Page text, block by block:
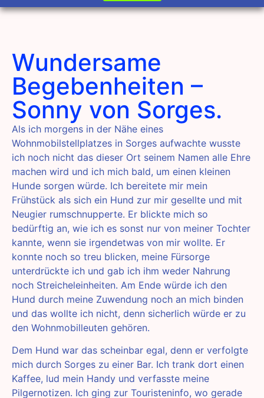
Wundersame
Begebenheiten –
Sonny von Sorges.
Als ich morgens in der Nähe eines
Wohnmobilstellplatzes in Sorges aufwachte wusste
ich noch nicht das dieser Ort seinem Namen alle Ehre
machen wird und ich mich bald, um einen kleinen
Hunde sorgen würde. Ich bereitete mir mein
Frühstück als sich ein Hund zur mir gesellte und mit
Neugier rumschnupperte. Er blickte mich so
bedürftig an, wie ich es sonst nur von meiner Tochter
kannte, wenn sie irgendetwas von mir wollte. Er
konnte noch so treu blicken, meine Fürsorge
unterdrückte ich und gab ich ihm weder Nahrung
noch Streicheleinheiten. Am Ende würde ich den
Hund durch meine Zuwendung noch an mich binden
und das wollte ich nicht, denn sicherlich würde er zu
den Wohnmobilleuten gehören.
Dem Hund war das scheinbar egal, denn er verfolgte
mich durch Sorges zu einer Bar. Ich trank dort einen
Kaffee, lud mein Handy und verfasste meine
Pilgernotizen. Ich ging zur Touristeninfo, wo gerade